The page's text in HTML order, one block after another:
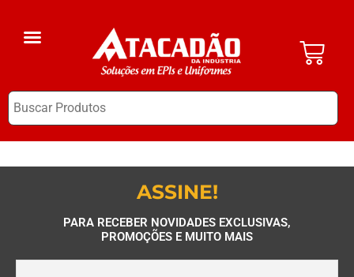
ASSINE!
PARA RECEBER NOVIDADES EXCLUSIVAS,
PROMOÇÕES E MUITO MAIS